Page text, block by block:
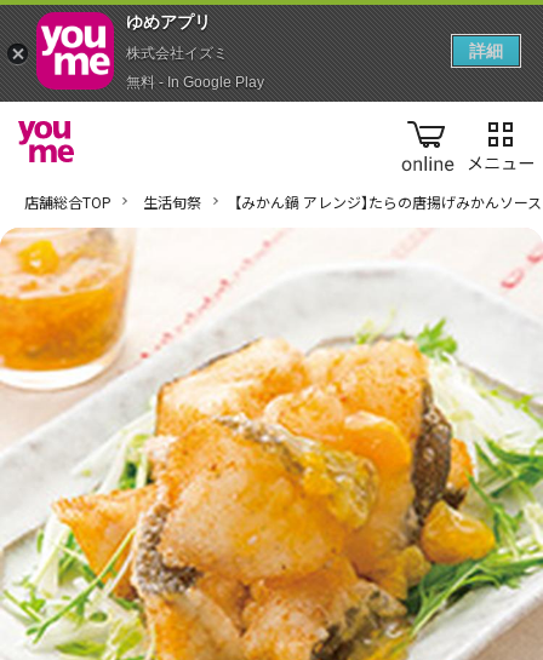
online
店舗総合TOP 生活旬祭 【みかん鍋 アレンジ】たらの唐揚げみかんソース
ゆめアプ‪リ‬
株式会社イズミ
無料 - In Google Play
詳細